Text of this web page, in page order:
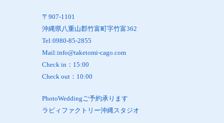
〒907-1101
沖縄県八重山郡竹富町字竹富362
Tel:0980-85-2855
Mail:info@taketomi-cago.com
Check in：15:00
Check out：10:00
PhotoWeddingご予約承ります
ラビィファクトリー沖縄スタジオ